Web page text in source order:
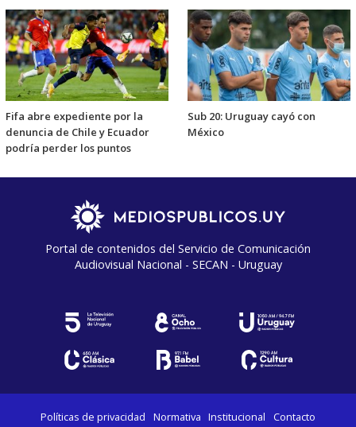
Fifa abre expediente por la
denuncia de Chile y Ecuador
podría perder los puntos
Sub 20: Uruguay cayó con
México
Portal de contenidos del Servicio de Comunicación
Audiovisual Nacional - SECAN - Uruguay
Políticas de privacidad Normativa Institucional Contacto